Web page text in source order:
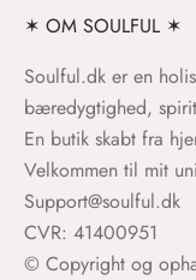
✶ OM SOULFUL ✶
Soulful.dk er en
bæredygtighed,
En butik skabt fra
Velkommen til mit
Support@soulful.dk
CVR: 41400951
© Copyright og